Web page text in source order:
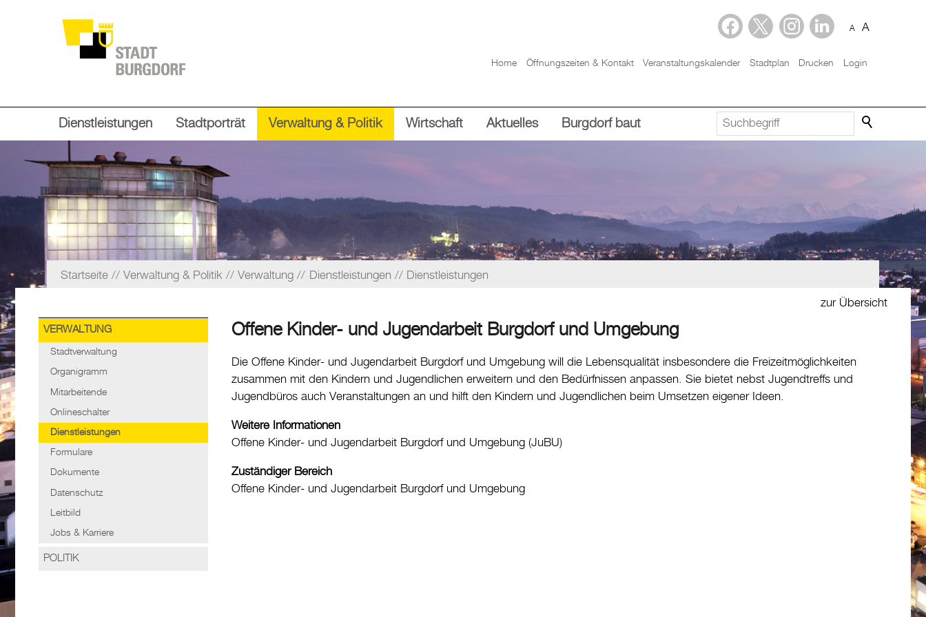
A A
Home Öffnungszeiten & Kontakt Veranstaltungskalender Stadtplan Drucken Login
Dienstleistungen Stadtporträt Verwaltung & Politik Wirtschaft Aktuelles Burgdorf baut
Startseite Verwaltung & Politik Verwaltung Dienstleistungen Dienstleistungen
VERWALTUNG
Stadtverwaltung
Organigramm
Mitarbeitende
Onlineschalter
Dienstleistungen
Formulare
Dokumente
Datenschutz
Leitbild
Jobs & Karriere
POLITIK
zur Übersicht
Offene Kinder- und Jugendarbeit Burgdorf und Umgebung
Die Offene Kinder- und Jugendarbeit Burgdorf und Umgebung will die Lebensqualität insbesondere die Freizeitmöglichkeiten
zusammen mit den Kindern und Jugendlichen erweitern und den Bedürfnissen anpassen. Sie bietet nebst Jugendtreffs und
Jugendbüros auch Veranstaltungen an und hilft den Kindern und Jugendlichen beim Umsetzen eigener Ideen.
Weitere Informationen
Offene Kinder- und Jugendarbeit Burgdorf und Umgebung (JuBU)
Zuständiger Bereich
Offene Kinder- und Jugendarbeit Burgdorf und Umgebung